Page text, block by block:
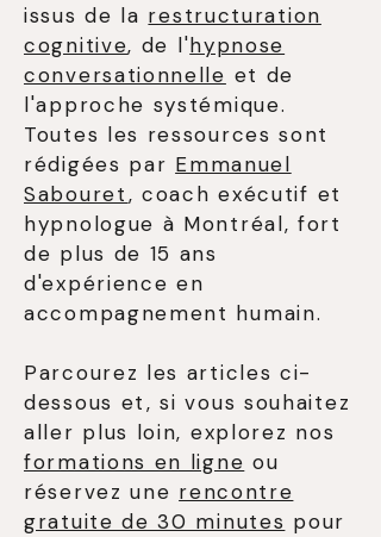
issus de la restructuration
cognitive, de l'hypnose
conversationnelle et de
l'approche systémique.
Toutes les ressources sont
rédigées par Emmanuel
Sabouret, coach exécutif et
hypnologue à Montréal, fort
de plus de 15 ans
d'expérience en
accompagnement humain.
Parcourez les articles ci-
dessous et, si vous souhaitez
aller plus loin, explorez nos
formations en ligne ou
réservez une rencontre
gratuite de 30 minutes pour